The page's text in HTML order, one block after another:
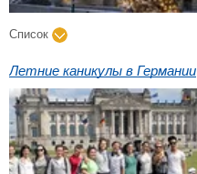
Список
Летние каникулы в Германии